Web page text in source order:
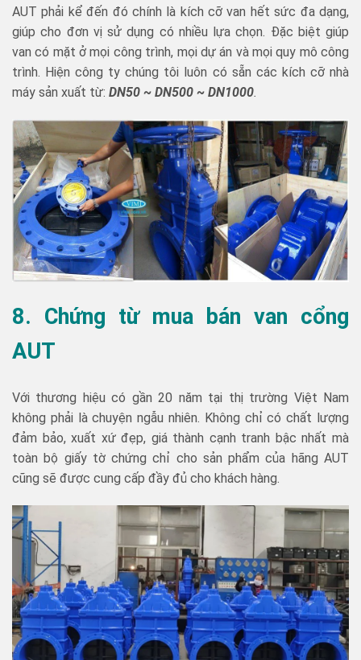
AUT phải kể đến đó chính là kích cỡ van hết sức đa dạng,
giúp cho đơn vị sử dụng có nhiều lựa chọn. Đặc biệt giúp
van có mặt ở mọi công trình, mọi dự án và mọi quy mô công
trình. Hiện công ty chúng tôi luôn có sẵn các kích cỡ nhà
máy sản xuất từ: DN50 ~ DN500 ~ DN1000.
8. Chứng từ mua bán van cổng
AUT
Với thương hiệu có gần 20 năm tại thị trường Việt Nam
không phải là chuyện ngẫu nhiên. Không chỉ có chất lượng
đảm bảo, xuất xứ đẹp, giá thành cạnh tranh bậc nhất mà
toàn bộ giấy tờ chứng chỉ cho sản phẩm của hãng AUT
cũng sẽ được cung cấp đầy đủ cho khách hàng.